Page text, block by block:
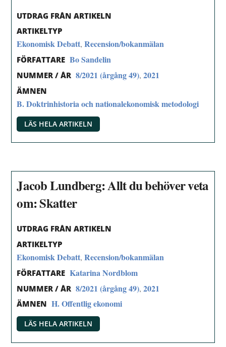
UTDRAG FRÅN ARTIKELN
ARTIKELTYP
Ekonomisk Debatt,Recension/bokanmälan
FÖRFATTARE Bo Sandelin
NUMMER / ÅR 8/2021 (årgång 49),2021
ÄMNEN
B. Doktrinhistoria och nationalekonomisk metodologi
LÄS HELA ARTIKELN
Jacob Lundberg: Allt du behöver veta
om: Skatter
UTDRAG FRÅN ARTIKELN
ARTIKELTYP
Ekonomisk Debatt,Recension/bokanmälan
FÖRFATTARE Katarina Nordblom
NUMMER / ÅR 8/2021 (årgång 49),2021
ÄMNEN H. Offentlig ekonomi
LÄS HELA ARTIKELN